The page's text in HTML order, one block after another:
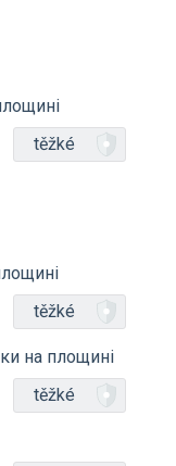
těžké
těžké
на площині
těžké